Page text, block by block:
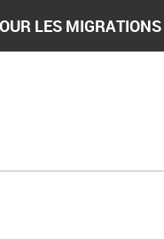
LES MIGRATIONS